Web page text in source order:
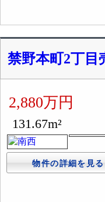
禁野本町2丁目
2,880万円
131.67m²
物件の詳細を見る